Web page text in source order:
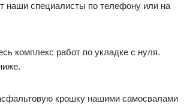
наши специалисты по телефону или на
комплекс работ по укладке с нуля.
крошку нашими самосвалами